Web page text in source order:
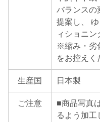
バランスの
提案し、
ィショニン
※縮み・劣
をお控えく
生産国 日本製
ご注意
■商品写真
るよう加工